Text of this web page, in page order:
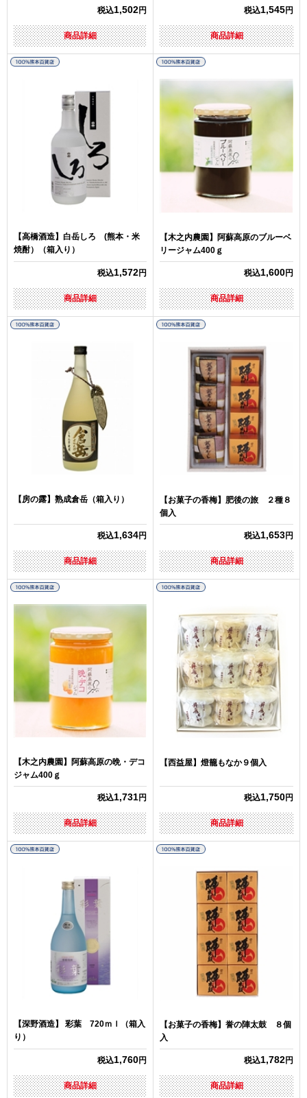
税込1,502円
商品詳細
税込1,545円
商品詳細
【高橋酒造】白岳しろ (熊本・米
焼酎）（箱入り）
税込1,572円
商品詳細
【木之内農園】阿蘇高原のブルーベ
リージャム400ｇ
税込1,600円
商品詳細
【房の露】熟成倉岳（箱入り）
税込1,634円
商品詳細
【お菓子の香梅】肥後の旅 ２種８
個入
税込1,653円
商品詳細
【木之内農園】阿蘇高原の晩・デコ
ジャム400ｇ
税込1,731円
商品詳細
【西益屋】燈籠もなか９個入
税込1,750円
商品詳細
【深野酒造】 彩葉 720ｍｌ（箱入
り）
税込1,760円
商品詳細
【お菓子の香梅】誉の陣太鼓 ８個
入
税込1,782円
商品詳細